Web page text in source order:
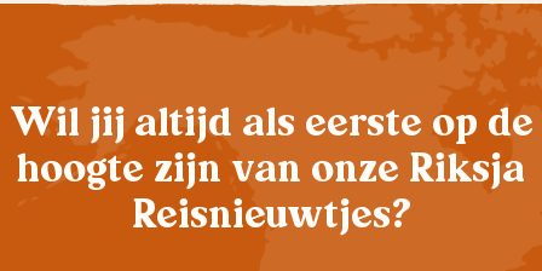
Wil jij altijd als eerste op de
hoogte zijn van onze Riksja
Reisnieuwtjes?